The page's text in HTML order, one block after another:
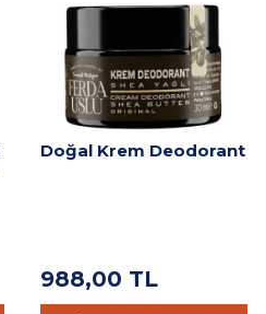
Doğal Krem Deodorant
988,00 TL